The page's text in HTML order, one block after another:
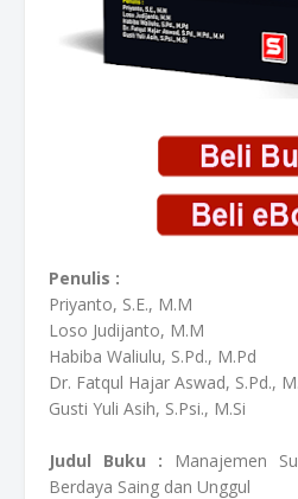
Penulis :
Priyanto, S.E., M.M
Loso Judijanto, M.M
Habiba Waliulu, S.Pd., M.Pd
Dr. Fatqul Hajar Aswad, S.Pd.,
Gusti Yuli Asih, S.Psi., M.Si
Judul Buku :
Manajemen
Berdaya Saing dan Unggul